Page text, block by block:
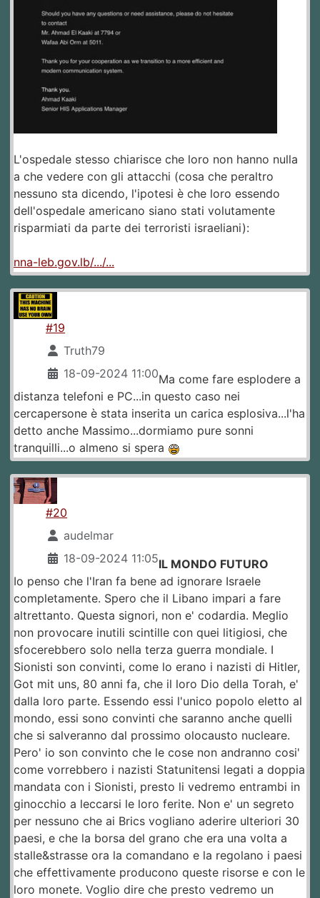
L'ospedale stesso chiarisce che loro non hanno nulla
a che vedere con gli attacchi (cosa che peraltro
nessuno sta dicendo, l'ipotesi è che loro essendo
dell'ospedale americano siano stati volutamente
risparmiati da parte dei terroristi israeliani):
nna-leb.gov.lb/.../...
#19
Truth79
18-09-2024 11:00Ma come fare esplodere a
distanza telefoni e PC...in questo caso nei
cercapersone è stata inserita un carica esplosiva...l'ha
detto anche Massimo...dormiamo pure sonni
tranquilli...o almeno si spera
#20
audelmar
18-09-2024 11:05IL MONDO FUTURO
Io penso che l'Iran fa bene ad ignorare Israele
completamente. Spero che il Libano impari a fare
altrettanto. Questa signori, non e' codardia. Meglio
non provocare inutili scintille con quei litigiosi, che
sfocerebbero solo nella terza guerra mondiale. I
Sionisti son convinti, come lo erano i nazisti di Hitler,
Got mit uns, 80 anni fa, che il loro Dio della Torah, e'
dalla loro parte. Essendo essi l'unico popolo eletto al
mondo, essi sono convinti che saranno anche quelli
che si salveranno dal prossimo olocausto nucleare.
Pero' io son convinto che le cose non andranno cosi'
come vorrebbero i nazisti Statunitensi legati a doppia
mandata con i Sionisti, presto li vedremo entrambi in
ginocchio a leccarsi le loro ferite. Non e' un segreto
per nessuno che ai Brics vogliano aderire ulteriori 30
paesi, e che la borsa del grano che era una volta a
stalle&strasse ora la comandano e la regolano i paesi
che effettivamente producono queste risorse e con le
loro monete. Voglio dire che presto vedremo un